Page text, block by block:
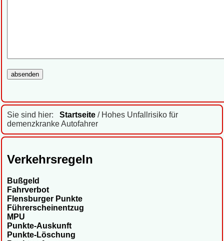
Sie sind hier: Startseite / Hohes Unfallrisiko für
demenzkranke Autofahrer
Verkehrsregeln
Bußgeld
Fahrverbot
Flensburger Punkte
Führerscheinentzug
MPU
Punkte-Auskunft
Punkte-Löschung